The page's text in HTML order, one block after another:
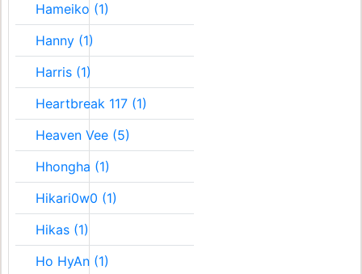
Hameiko (1)
Hanny (1)
Harris (1)
Heartbreak 117 (1)
Heaven Vee (5)
Hhongha (1)
Hikari0w0 (1)
Hikas (1)
Ho HyAn (1)